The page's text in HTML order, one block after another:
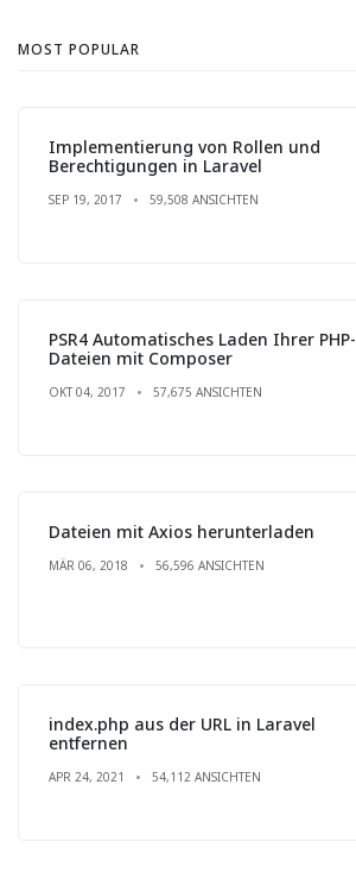
MOST POPULAR
Implementierung von Rollen und
Berechtigungen in Laravel
SEP 19, 2017 59,508 ANSICHTEN
PSR4 Automatisches Laden Ihrer PHP-
Dateien mit Composer
OKT 04, 2017 57,675 ANSICHTEN
Dateien mit Axios herunterladen
MÄR 06, 2018 56,596 ANSICHTEN
index.php aus der URL in Laravel
entfernen
APR 24, 2021 54,112 ANSICHTEN